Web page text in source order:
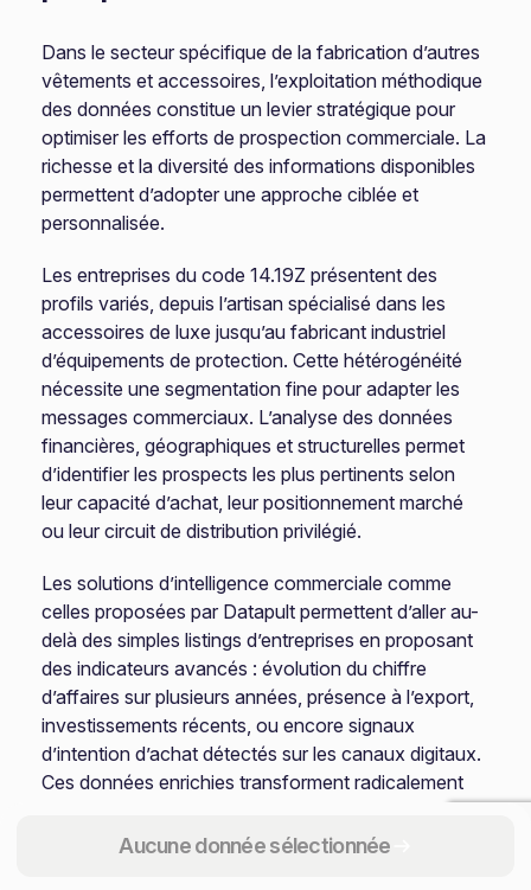
Aucune donnée sélectionnée
Dans le secteur spécifique de la fabrication d’autres
vêtements et accessoires, l’exploitation méthodique
des données constitue un levier stratégique pour
optimiser les efforts de prospection commerciale. La
richesse et la diversité des informations disponibles
permettent d’adopter une approche ciblée et
personnalisée.
Les entreprises du code 14.19Z présentent des
profils variés, depuis l’artisan spécialisé dans les
accessoires de luxe jusqu’au fabricant industriel
d’équipements de protection. Cette hétérogénéité
nécessite une segmentation fine pour adapter les
messages commerciaux. L’analyse des données
financières, géographiques et structurelles permet
d’identifier les prospects les plus pertinents selon
leur capacité d’achat, leur positionnement marché
ou leur circuit de distribution privilégié.
Les solutions d’intelligence commerciale comme
celles proposées par Datapult permettent d’aller au-
delà des simples listings d’entreprises en proposant
des indicateurs avancés : évolution du chiffre
d’affaires sur plusieurs années, présence à l’export,
investissements récents, ou encore signaux
d’intention d’achat détectés sur les canaux digitaux.
Ces données enrichies transforment radicalement
commerciaux de concentrer leurs efforts sur les